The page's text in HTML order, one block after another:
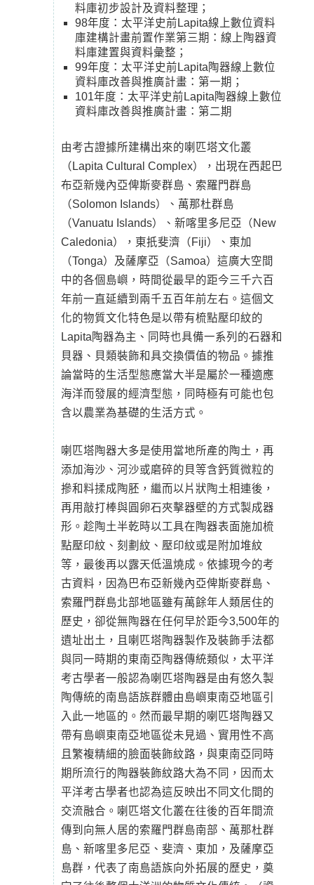
料庫初步設計及資料整理；
98年度：太平洋史前Lapita線上數位資料
庫建構計畫前置作業第三期：線上陶器資
料庫建置與資料彙整；
99年度：太平洋史前Lapita陶器線上數位
資料庫改善與推廣計畫：第一期；
101年度：太平洋史前Lapita陶器線上數位
資料庫改善與推廣計畫：第二期
由考古證據所建構出來的喇匹塔文化叢
（Lapita Cultural Complex），出現在西起巴
布亞新幾內亞俾斯麥群島、索羅門群島
（Solomon Islands）、萬那杜群島
（Vanuatu Islands）、新喀里多尼亞（New
Caledonia），東扺斐濟（Fiji）、東加
（Tonga）及薩摩亞（Samoa）這廣大空間
中的各個島嶼，時間從最早的距今三千六百
年前一直延續到兩千五百年前左右。這個文
化的物質文化特色是以帶有梳點壓印紋的
Lapita陶器為主、同時也具備一系列的石器和
貝器、貝類裝飾和具交換價值的物品。據推
論當時的生活型態應當大半是屬於一種適應
海洋而發展的經濟型態，同時極有可能也包
含以農業為基礎的生活方式。
喇匹塔陶器大多是使用當地所產的陶土，再
添加海沙、河沙或磨碎的貝等含鈣質微粒的
摻和料揉成陶胚，繼而以片狀陶土相連後，
再用敲打棒與圓卵石夾擊器壁的方式製成器
形。趁陶土半乾時以工具在陶器表面施加梳
點壓印紋、刻劃紋、壓印紋或是附加堆紋
等，最後再以露天低溫燒成。依據現今的考
古資料，因為巴布亞新幾內亞俾斯麥群島、
索羅門群島北部地區雖有萬餘年人類居住的
歷史，卻從無陶器在任何早於距今3,500年的
遺址出土，且喇匹塔陶器製作及裝飾手法都
與同一時期的東南亞陶器傳統類似，太平洋
考古學者一般認為喇匹塔陶器是由有悠久製
陶傳統的南島語族群體由島嶼東南亞地區引
入此一地區的。然而最早期的喇匹塔陶器又
帶有島嶼東南亞地區從未見過、實用性不高
且繁複精細的臉面裝飾紋路，與東南亞同時
期所流行的陶器裝飾紋路大為不同，因而太
平洋考古學者也認為這反映出不同文化間的
交流融合。喇匹塔文化叢在往後的百年間流
傳到向無人居的索羅門群島南部、萬那杜群
島、新喀里多尼亞、斐濟、東加，及薩摩亞
島群，代表了南島語族向外拓展的歷史，奠